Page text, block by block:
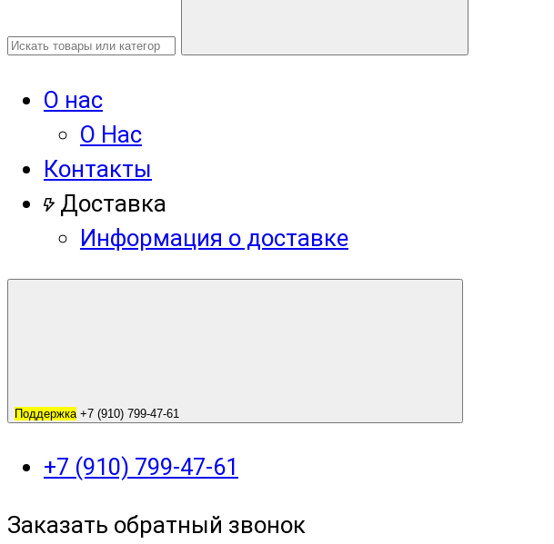
О нас
О Нас
Контакты
Доставка
Информация о доставке
Поддержка +7 (910) 799-47-61
+7 (910) 799-47-61
Заказать обратный звонок